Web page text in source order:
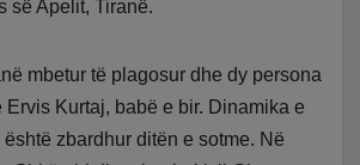
së Apelit, Tiranë.
mbetur të plagosur dhe dy persona
Ervis Kurtaj, babë e bir. Dinamika e
zbardhur ditën e sotme. Në